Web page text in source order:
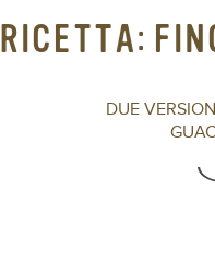
RICETTA:
DUE